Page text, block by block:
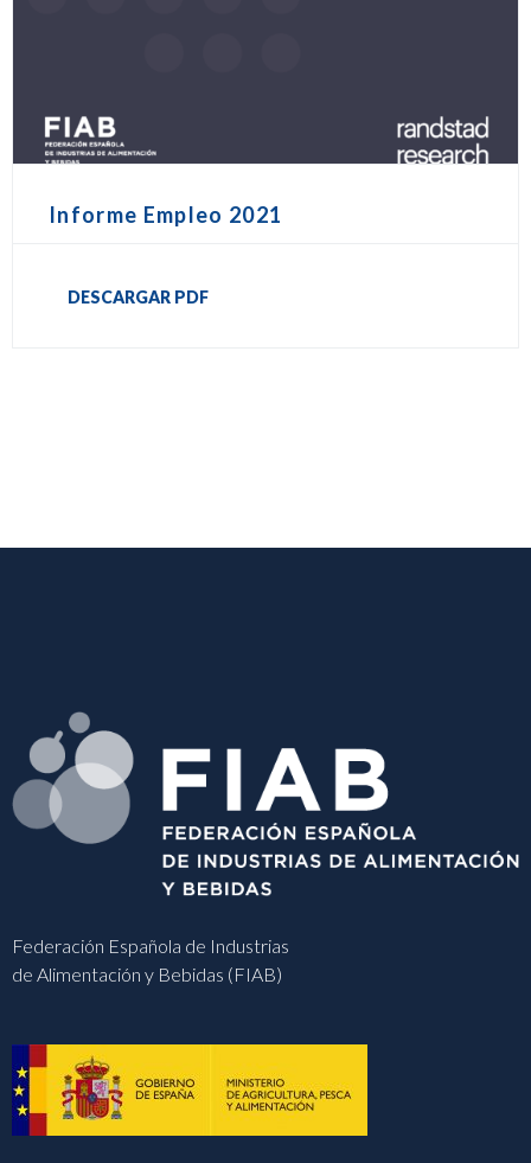
Informe Empleo 2021
DESCARGAR PDF
Federación Española de Industrias
de Alimentación y Bebidas (FIAB)